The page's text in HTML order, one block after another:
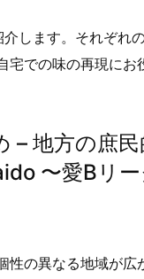
します。それぞれ
での味の再現にお
– 地方の庶
〜愛Bリ
の異なる地域が